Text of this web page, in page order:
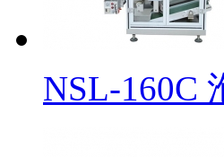
NSL-160C